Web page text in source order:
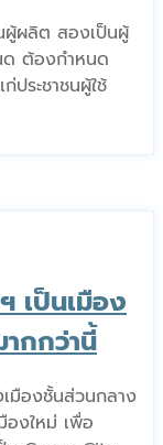
ผู้ผลิต สองเป็นผู้
ด ต้องกำหนด
ประชาชนผู้ใช้
เป็นเมือง
กกว่านี้
มืองชั้นส่วนกลาง
องใหม่ เพื่อ